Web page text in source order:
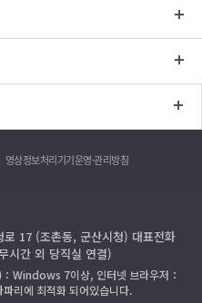
영상정보처리기기운영·관리방침
17 (조촌동, 군산시청) 대표전화
시간 외 당직실 연결)
Windows 7이상, 인터넷 브라우저：
리에 최적화 되어있습니다.